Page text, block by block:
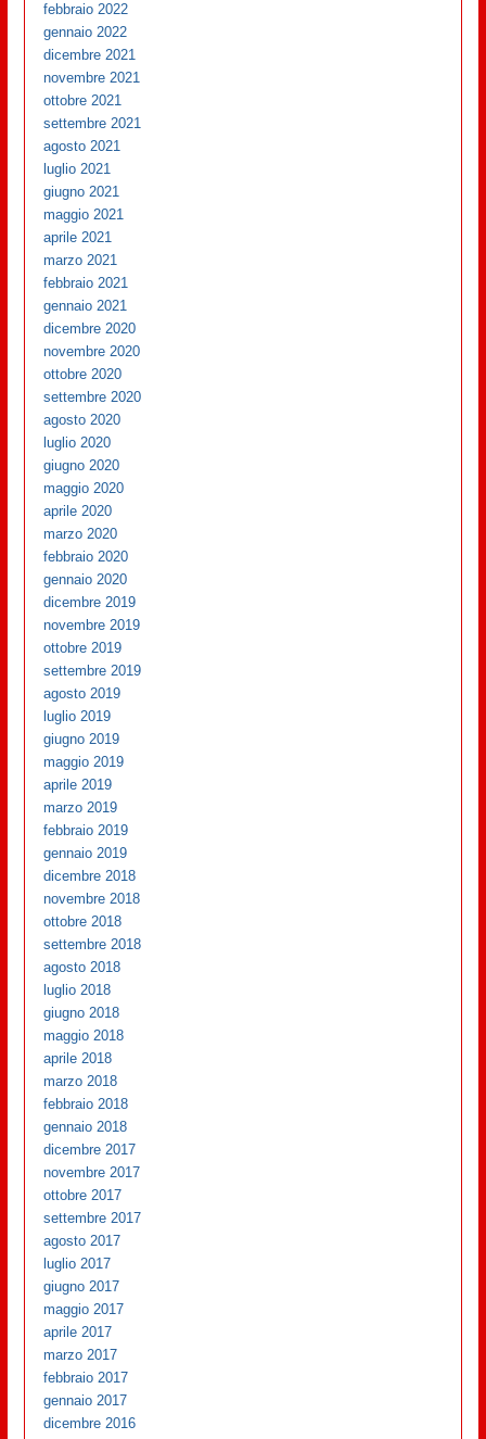
febbraio 2022
gennaio 2022
dicembre 2021
novembre 2021
ottobre 2021
settembre 2021
agosto 2021
luglio 2021
giugno 2021
maggio 2021
aprile 2021
marzo 2021
febbraio 2021
gennaio 2021
dicembre 2020
novembre 2020
ottobre 2020
settembre 2020
agosto 2020
luglio 2020
giugno 2020
maggio 2020
aprile 2020
marzo 2020
febbraio 2020
gennaio 2020
dicembre 2019
novembre 2019
ottobre 2019
settembre 2019
agosto 2019
luglio 2019
giugno 2019
maggio 2019
aprile 2019
marzo 2019
febbraio 2019
gennaio 2019
dicembre 2018
novembre 2018
ottobre 2018
settembre 2018
agosto 2018
luglio 2018
giugno 2018
maggio 2018
aprile 2018
marzo 2018
febbraio 2018
gennaio 2018
dicembre 2017
novembre 2017
ottobre 2017
settembre 2017
agosto 2017
luglio 2017
giugno 2017
maggio 2017
aprile 2017
marzo 2017
febbraio 2017
gennaio 2017
dicembre 2016